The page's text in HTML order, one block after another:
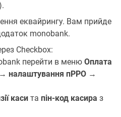
еквайрингу. Вам прийде
monobank.
Checkbox:
перейти в меню Оплата
налаштування пРРО →
каси та пін-код касира з